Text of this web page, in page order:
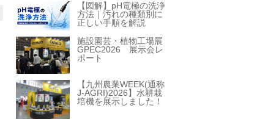
【図解】pH電極の洗浄
方法｜汚れの種類別に
正しい手順を解説
施設園芸・植物工場展
GPEC2026 展示会レ
ポート
【九州農業WEEK(通称
J-AGRI)2026】水耕栽
培機を展示しました！